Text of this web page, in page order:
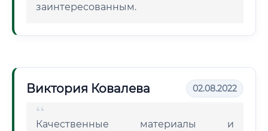
заинтересованным.
Виктория Ковалева 02.08.2022
Качественные материалы и